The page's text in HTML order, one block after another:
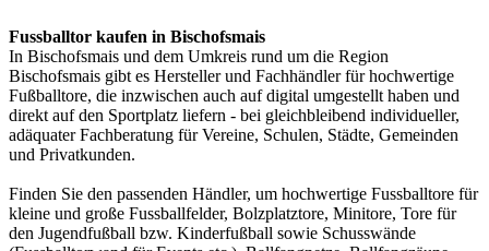
Fussballtor kaufen in Bischofsmais
In Bischofsmais und dem Umkreis rund um die Region
Bischofsmais gibt es Hersteller und Fachhändler für hochwertige
Fußballtore, die inzwischen auch auf digital umgestellt haben und
direkt auf den Sportplatz liefern - bei gleichbleibend individueller,
adäquater Fachberatung für Vereine, Schulen, Städte, Gemeinden
und Privatkunden.
Finden Sie den passenden Händler, um hochwertige Fussballtore für
kleine und große Fussballfelder, Bolzplatztore, Minitore, Tore für
den Jugendfußball bzw. Kinderfußball sowie Schusswände